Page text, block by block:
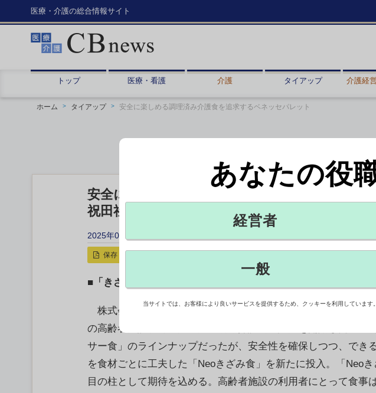
医療・介護の総合情報サイト
トップ 医療・看護 介護 タイアップ 介護経
ホーム タイアップ 安全に楽しめる調理済み介護食を追求するベネッセパレット
安全に楽しめる調理済み介護食を追求するベネ
祝田社長と菊谷顧問が開発を振り返る
2025年03月25日 13:00
保存
■「きざみ食」を２月から新たに投入、３つ目の柱として期待
株式会社ベネッセパレット（東京都新宿区）は、2024年4月1
の高齢者施設以外へ完全調理済み介護食の販売を開始した。当
サー食」のラインナップだったが、安全性を確保しつつ、でき
を食材ごとに工夫した「Neoきざみ食」を新たに投入。「Neo
目の柱として期待を込める。高齢者施設の利用者にとって食事
あなたの役
経営者
一般
当サイトでは、お客様により良いサービスを提供するため、クッキーを利用していま